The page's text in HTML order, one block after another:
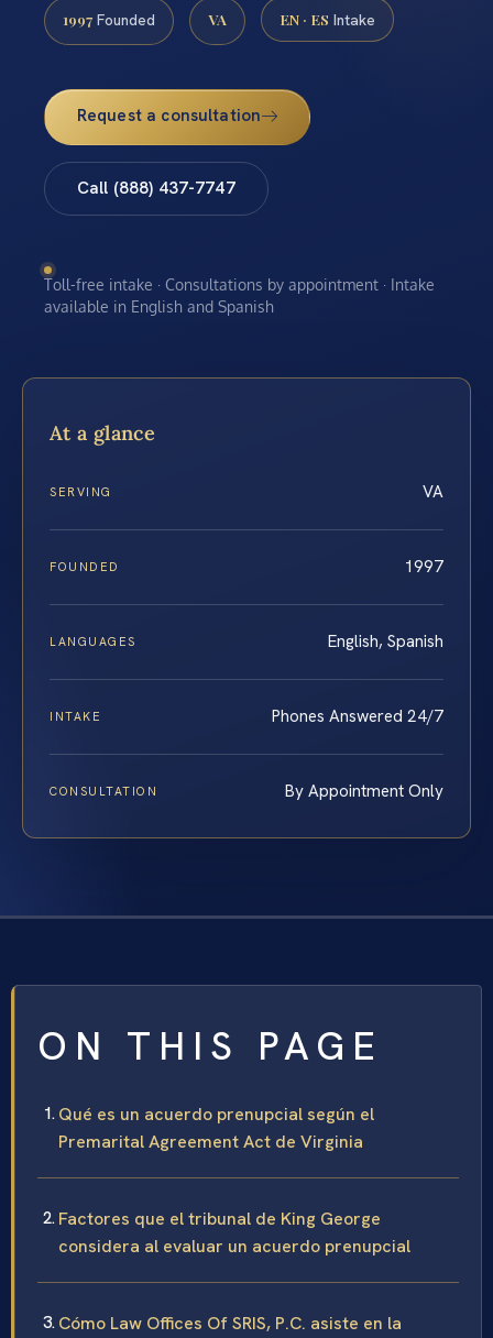
1997 Founded VA EN · ES Intake
Request a consultation
Call (888) 437-7747
Toll-free intake · Consultations by appointment · Intake
available in English and Spanish
At a glance
SERVING VA
FOUNDED 1997
LANGUAGES English, Spanish
INTAKE Phones Answered 24/7
CONSULTATION By Appointment Only
ON THIS PAGE
Qué es un acuerdo prenupcial según el
Premarital Agreement Act de Virginia
Factores que el tribunal de King George
considera al evaluar un acuerdo prenupcial
Cómo Law Offices Of SRIS, P.C. asiste en la